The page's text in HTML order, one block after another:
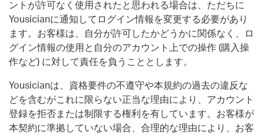
ントが許可なく使用されたと思われる場合は、ただちに
Yousicianに通知してログイン情報を変更する必要があり
ます。お客様は、自分が許可したかどうかに関係なく、ロ
グイン情報の使用と自分のアカウント上での操作 (購入操
作など) に対して責任を負うこととします。
Yousicianは、資格要件の不遵守や本規約の過去の違反な
どを含むがこれに限らない正当な理由により、アカウント
登録を拒否または制限する権利を有しています。お客様が
本契約に準拠していない場合、合理的な理由により、お客